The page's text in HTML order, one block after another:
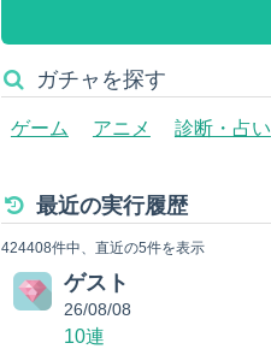
ガチャを探す
ゲーム アニメ 診断・占い
最近の実行履歴
424408件中、直近の5件を表示
ゲスト
26/08/08
10連